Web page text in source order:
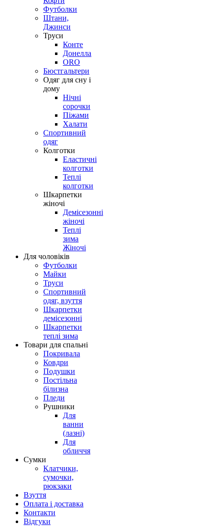
Футболки
Штани,
Джинси
Труси
Конте
Донелла
ORO
Бюстгальтери
Одяг для сну і
дому
Нічні
сорочки
Піжами
Халати
Спортивний
одяг
Колготки
Еластичні
колготки
Теплі
колготки
Шкарпетки
жіночі
Демісезонні
жіночі
Теплі
зима
Жіночі
Для чоловіків
Футболки
Майки
Труси
Спортивний
одяг, взуття
Шкарпетки
демісезонні
Шкарпетки
теплі зима
Товари для спальні
Покривала
Ковдри
Подушки
Постільна
білизна
Пледи
Рушники
Для
ванни
(лазні)
Для
обличчя
Сумки
Клатчики,
сумочки,
рюкзаки
Взуття
Оплата і доставка
Контакти
Відгуки